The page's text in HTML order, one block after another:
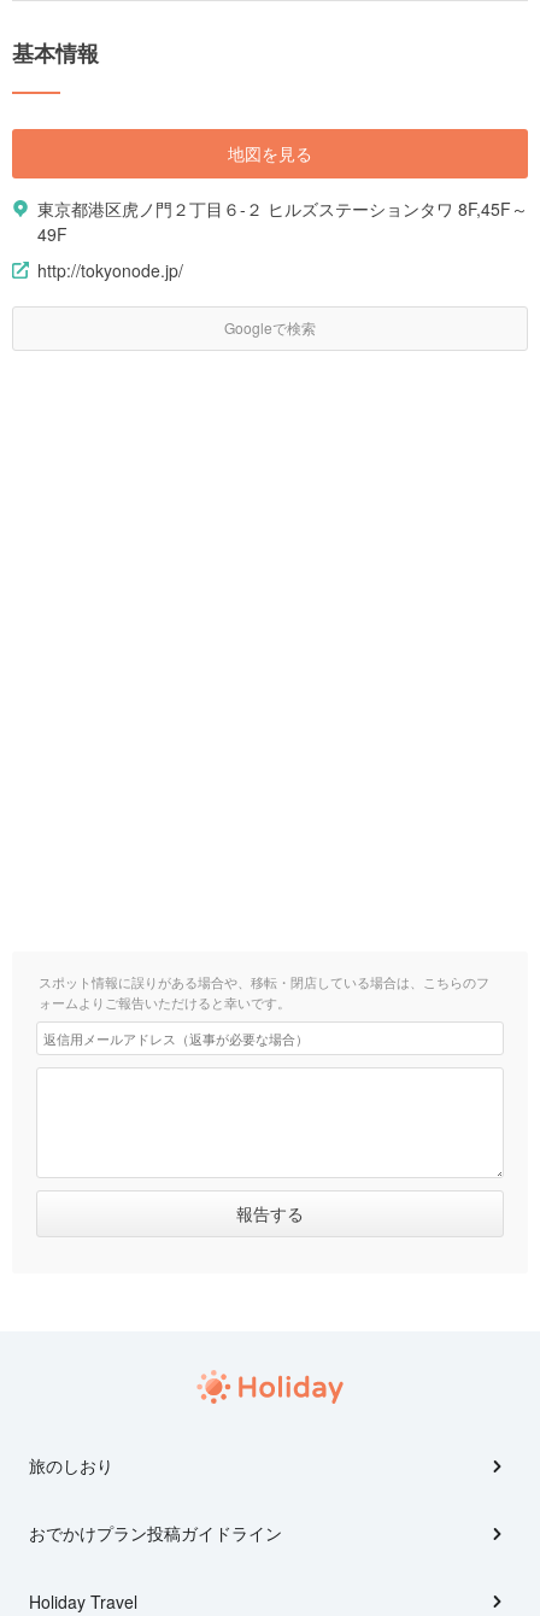
基本情報
地図を見る
東京都港区虎ノ門２丁目６-２ ヒルズステーションタワ 8F,45F～
49F
http://tokyonode.jp/
Googleで検索
スポット情報に誤りがある場合や、移転・閉店している場合は、こちらのフ
ォームよりご報告いただけると幸いです。
旅のしおり
おでかけプラン投稿ガイドライン
Holiday Travel